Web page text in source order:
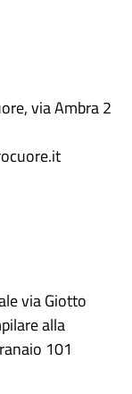
via Ambra 2
via Giotto
alla
101